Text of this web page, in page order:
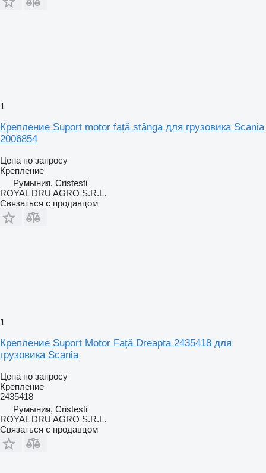
1
Крепление Suport motor față stânga для грузовика Scania
2006854
Цена по запросу
Крепление
Румыния, Cristesti
ROYAL DRU AGRO S.R.L.
Связаться с продавцом
1
Крепление Suport Motor Față Dreapta 2435418 для
грузовика Scania
Цена по запросу
Крепление
2435418
Румыния, Cristesti
ROYAL DRU AGRO S.R.L.
Связаться с продавцом